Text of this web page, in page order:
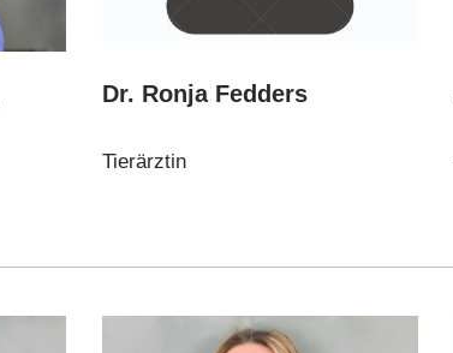
Dr. Ronja Fedders
Tierärztin